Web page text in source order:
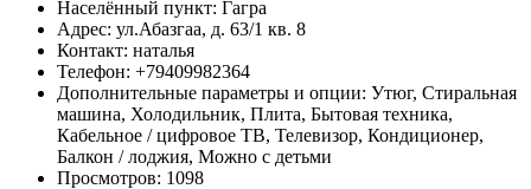
Населённый пункт: Гагра
Адрес: ул.Абазгаа, д. 63/1 кв. 8
Контакт: наталья
Телефон: +79409982364
Дополнительные параметры и опции: Утюг, Стиральная
машина, Холодильник, Плита, Бытовая техника,
Кабельное / цифровое ТВ, Телевизор, Кондиционер,
Балкон / лоджия, Можно с детьми
Просмотров: 1098